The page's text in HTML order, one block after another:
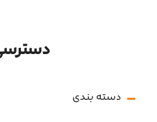
دسته بندی